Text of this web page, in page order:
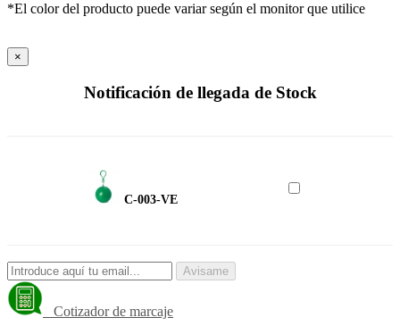
*El color del producto puede variar según el monitor que utilice
×
Notificación de llegada de Stock
C-003-VE
Avisame
Cotizador de marcaje